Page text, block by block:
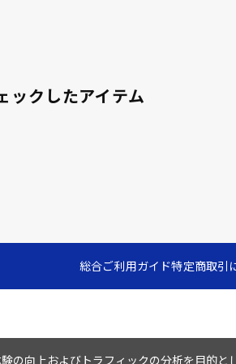
ックしたアイテム
総合ご利用ガイド特定商取引
の向上およびトラフィックの分析を目的と